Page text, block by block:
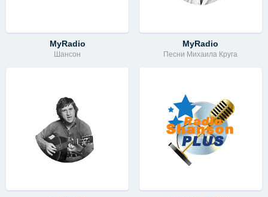
MyRadio
Шансон
MyRadio
Песни Михаила Круга